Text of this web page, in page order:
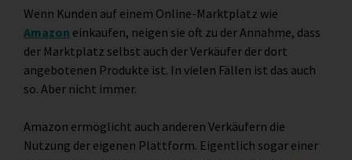
Wenn Kunden auf einem Online-Marktplatz wie
Amazon einkaufen, neigen sie oft zu der Annahme, dass
der Marktplatz selbst auch der Verkäufer der dort
angebotenen Produkte ist. In vielen Fällen ist das auch
so. Aber nicht immer.
Amazon ermöglicht auch anderen Verkäufern die
Nutzung der eigenen Plattform. Eigentlich sogar einer